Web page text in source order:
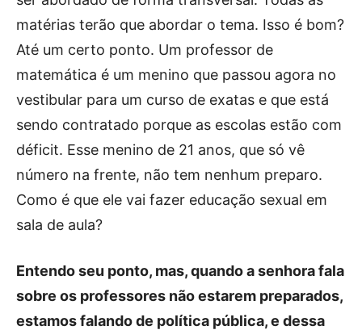
matérias terão que abordar o tema. Isso é bom?
Até um certo ponto. Um professor de
matemática é um menino que passou agora no
vestibular para um curso de exatas e que está
sendo contratado porque as escolas estão com
déficit. Esse menino de 21 anos, que só vê
número na frente, não tem nenhum preparo.
Como é que ele vai fazer educação sexual em
sala de aula?
Entendo seu ponto, mas, quando a senhora fala
sobre os professores não estarem preparados,
estamos falando de política pública, e dessa